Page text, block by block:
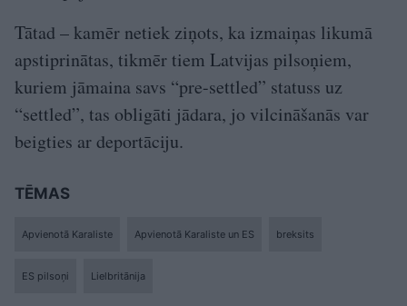
Tātad – kamēr netiek ziņots, ka izmaiņas likumā
apstiprinātas, tikmēr tiem Latvijas pilsoņiem,
kuriem jāmaina savs “pre-settled” statuss uz
“settled”, tas obligāti jādara, jo vilcināšanās var
beigties ar deportāciju.
TĒMAS
Apvienotā Karaliste Apvienotā Karaliste un ES breksits
ES pilsoņi Lielbritānija